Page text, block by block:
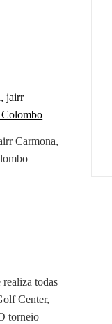
Carmona,
todas
Center,
torneio